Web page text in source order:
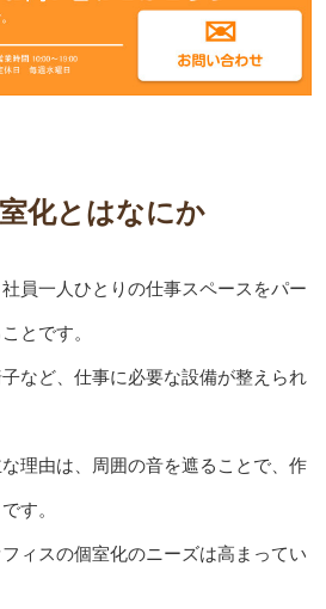
化とはなにか
員一人ひとりの仕事スペースをパー
とです。
など、仕事に必要な設備が整えられ
理由は、周囲の音を遮ることで、作
す。
ィスの個室化のニーズは高まってい